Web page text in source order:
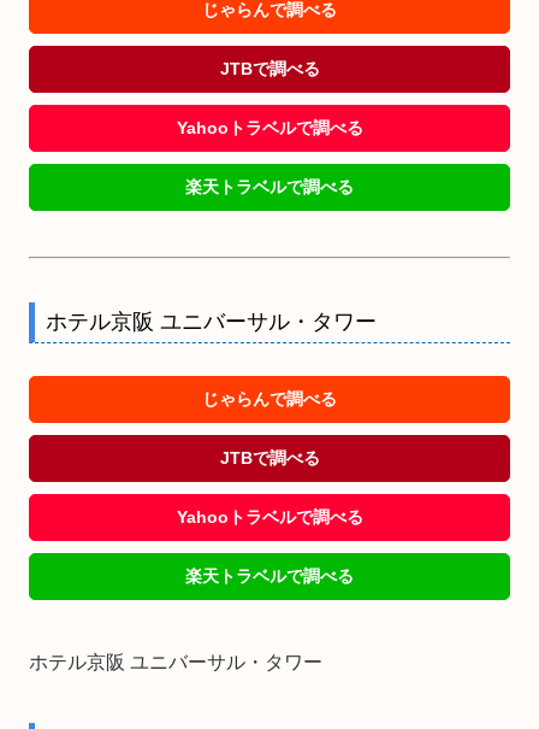
じゃらんで調べる
JTBで調べる
Yahooトラベルで調べる
楽天トラベルで調べる
ホテル京阪 ユニバーサル・タワー
じゃらんで調べる
JTBで調べる
Yahooトラベルで調べる
楽天トラベルで調べる
ホテル京阪 ユニバーサル・タワー